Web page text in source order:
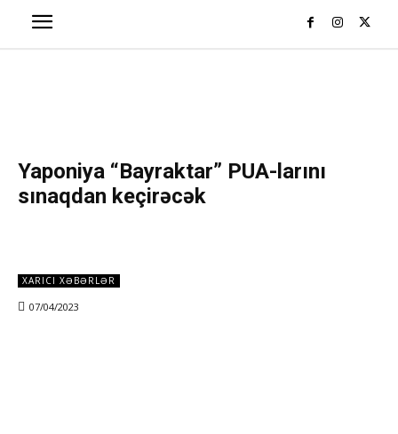
Yaponiya “Bayraktar” PUA-larını
sınaqdan keçirəcək
XARICI XƏBƏRLƏR
07/04/2023